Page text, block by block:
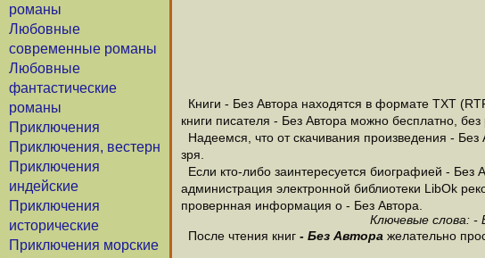
романы
Любовные
современные романы
Любовные
фантастические
романы
Приключения
Приключения, вестерн
Приключения
индейские
Приключения
исторические
Приключения морские
Книги - Без Автора находятся в формате ТХТ
книги писателя - Без Автора можно бесплатно,
Надеемся, что от скачивания произведения - Без
зря.
Если кто-либо заинтересуется биографией -
администрация электронной библиотеки LibOk
провернная информация о - Без Автора.
Ключевые слова: -
После чтения книг - Без Автора желательно